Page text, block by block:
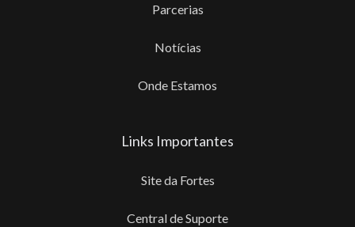
Parcerias
Notícias
Onde Estamos
Links Importantes
Site da Fortes
Central de Suporte